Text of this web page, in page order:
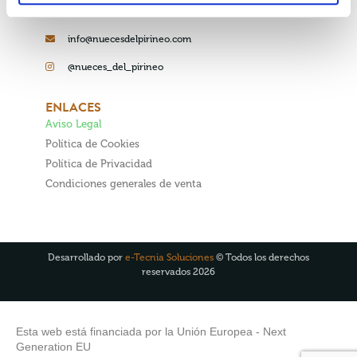
info@nuecesdelpirineo.com
@nueces_del_pirineo
ENLACES
Aviso Legal
Política de Cookies
Política de Privacidad
Condiciones generales de venta
Desarrollado por e-Tecnia Soluciones © Todos los derechos
reservados 2026
Esta web está financiada por la Unión Europea - Next
Generation EU